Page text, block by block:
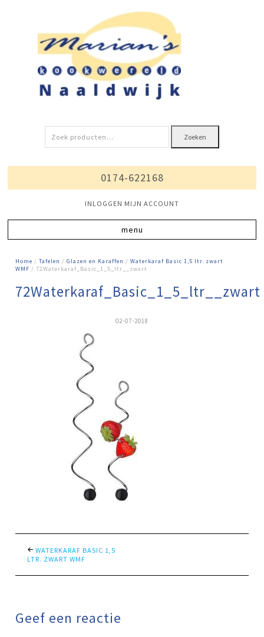
Zoeken
naar:
Zoeken
0174-622168
INLOGGEN MIJN ACCOUNT
Home /Tafelen /Glazen en Karaffen /Waterkaraf Basic 1,5 ltr. zwart
WMF / 72Waterkaraf_Basic_1_5_ltr__zwart
72Waterkaraf_Basic_1_5_ltr__zwart
02-07-2018
WATERKARAF BASIC 1,5
LTR. ZWART WMF
Geef een reactie